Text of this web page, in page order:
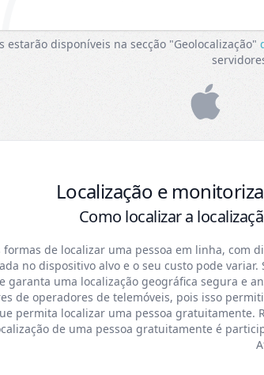
estarão disponíveis na secção "Geolocalização"
Localização e
Como localizar a
formas de localizar uma pessoa em linha, com
no dispositivo alvo e o seu custo pode
garanta uma localização geográfica segura e
de operadores de telemóveis, pois isso
permita localizar uma pessoa gratuitamente.
de uma pessoa gratuitamente é